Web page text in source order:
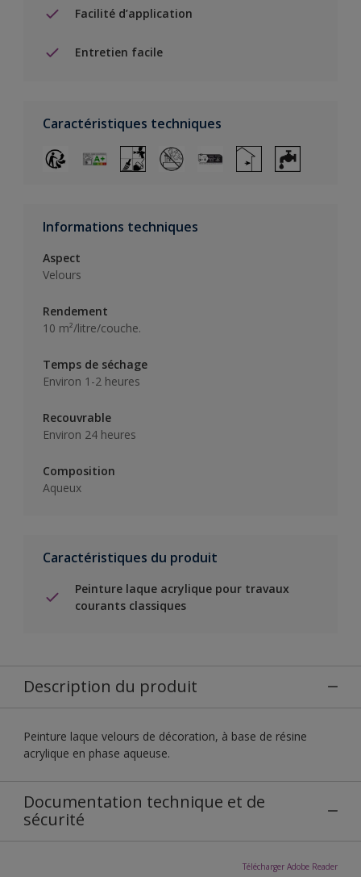
Facilité d’application
Entretien facile
Caractéristiques techniques
Informations techniques
Aspect
Velours
Rendement
10 m²/litre/couche.
Temps de séchage
Environ 1-2 heures
Recouvrable
Environ 24 heures
Composition
Aqueux
Caractéristiques du produit
Peinture laque acrylique pour travaux
courants classiques
Description du produit
Peinture laque velours de décoration, à base de résine
acrylique en phase aqueuse.
Documentation technique et de
sécurité
Télécharger Adobe Reader